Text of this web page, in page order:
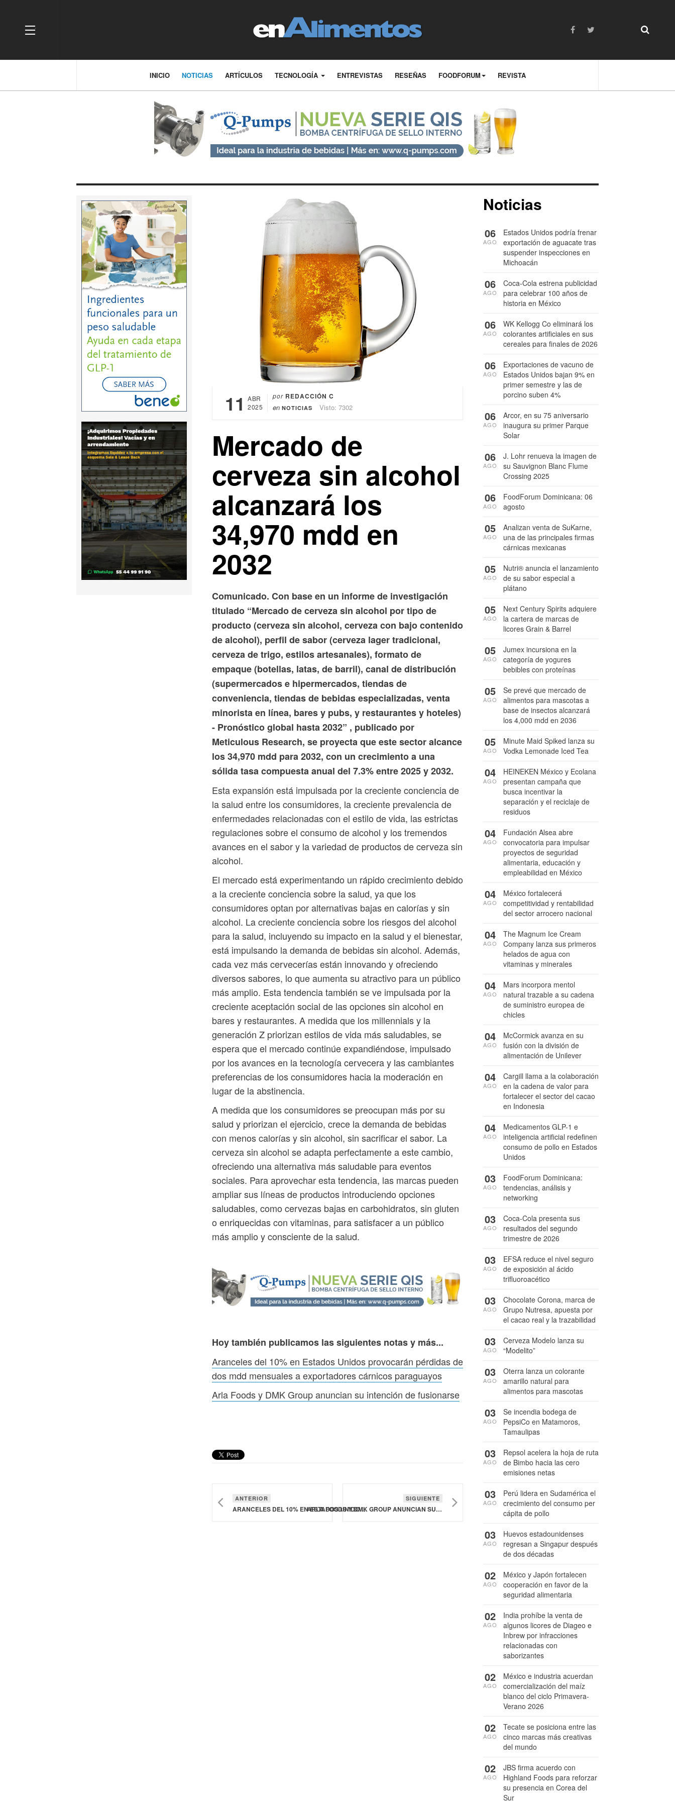
OFF CANVAS
INICIO NOTICIAS ARTÍCULOS TECNOLOGÍA ENTREVISTAS RESEÑAS FOODFORUM REVISTA
11
ABR
2025
por REDACCIÓN C
en NOTICIAS Visto: 7302
Mercado de
cerveza sin alcohol
alcanzará los
34,970 mdd en
2032
Comunicado. Con base en un informe de investigación
titulado “Mercado de cerveza sin alcohol por tipo de
producto (cerveza sin alcohol, cerveza con bajo contenido
de alcohol), perfil de sabor (cerveza lager tradicional,
cerveza de trigo, estilos artesanales), formato de
empaque (botellas, latas, de barril), canal de distribución
(supermercados e hipermercados, tiendas de
conveniencia, tiendas de bebidas especializadas, venta
minorista en línea, bares y pubs, y restaurantes y hoteles)
- Pronóstico global hasta 2032” , publicado por
Meticulous Research, se proyecta que este sector alcance
los 34,970 mdd para 2032, con un crecimiento a una
sólida tasa compuesta anual del 7.3% entre 2025 y 2032.
Esta expansión está impulsada por la creciente conciencia de
la salud entre los consumidores, la creciente prevalencia de
enfermedades relacionadas con el estilo de vida, las estrictas
regulaciones sobre el consumo de alcohol y los tremendos
avances en el sabor y la variedad de productos de cerveza sin
alcohol.
El mercado está experimentando un rápido crecimiento debido
a la creciente conciencia sobre la salud, ya que los
consumidores optan por alternativas bajas en calorías y sin
alcohol. La creciente conciencia sobre los riesgos del alcohol
para la salud, incluyendo su impacto en la salud y el bienestar,
está impulsando la demanda de bebidas sin alcohol. Además,
cada vez más cervecerías están innovando y ofreciendo
diversos sabores, lo que aumenta su atractivo para un público
más amplio. Esta tendencia también se ve impulsada por la
creciente aceptación social de las opciones sin alcohol en
bares y restaurantes. A medida que los millennials y la
generación Z priorizan estilos de vida más saludables, se
espera que el mercado continúe expandiéndose, impulsado
por los avances en la tecnología cervecera y las cambiantes
preferencias de los consumidores hacia la moderación en
lugar de la abstinencia.
A medida que los consumidores se preocupan más por su
salud y priorizan el ejercicio, crece la demanda de bebidas
con menos calorías y sin alcohol, sin sacrificar el sabor. La
cerveza sin alcohol se adapta perfectamente a este cambio,
ofreciendo una alternativa más saludable para eventos
sociales. Para aprovechar esta tendencia, las marcas pueden
ampliar sus líneas de productos introduciendo opciones
saludables, como cervezas bajas en carbohidratos, sin gluten
o enriquecidas con vitaminas, para satisfacer a un público
más amplio y consciente de la salud.
Hoy también publicamos las siguientes notas y más...
Aranceles del 10% en Estados Unidos provocarán pérdidas de
dos mdd mensuales a exportadores cárnicos paraguayos
Arla Foods y DMK Group anuncian su intención de fusionarse
ANTERIOR
ARANCELES DEL 10% EN ESTADOS UNIDOS PROVOCARÁN PÉRDIDAS DE DOS MDD MENSUALES A EXPORTADORES CÁRNICOS PARAGUAYOS
SIGUIENTE
ARLA FOODS Y DMK GROUP ANUNCIAN SU INTENCIÓN DE FUSIONARSE
Noticias
Estados Unidos podría frenar
exportación de aguacate tras
suspender inspecciones en
Michoacán
06
AGO
Coca-Cola estrena publicidad
para celebrar 100 años de
historia en México
06
AGO
WK Kellogg Co eliminará los
colorantes artificiales en sus
cereales para finales de 2026
06
AGO
Exportaciones de vacuno de
Estados Unidos bajan 9% en
primer semestre y las de
porcino suben 4%
06
AGO
Arcor, en su 75 aniversario
inaugura su primer Parque
Solar
06
AGO
J. Lohr renueva la imagen de
su Sauvignon Blanc Flume
Crossing 2025
06
AGO
FoodForum Dominicana: 06
agosto
06
AGO
Analizan venta de SuKarne,
una de las principales firmas
cárnicas mexicanas
05
AGO
Nutri® anuncia el lanzamiento
de su sabor especial a
plátano
05
AGO
Next Century Spirits adquiere
la cartera de marcas de
licores Grain & Barrel
05
AGO
Jumex incursiona en la
categoría de yogures
bebibles con proteínas
05
AGO
Se prevé que mercado de
alimentos para mascotas a
base de insectos alcanzará
los 4,000 mdd en 2036
05
AGO
Minute Maid Spiked lanza su
Vodka Lemonade Iced Tea
05
AGO
HEINEKEN México y Ecolana
presentan campaña que
busca incentivar la
separación y el reciclaje de
residuos
04
AGO
Fundación Alsea abre
convocatoria para impulsar
proyectos de seguridad
alimentaria, educación y
empleabilidad en México
04
AGO
México fortalecerá
competitividad y rentabilidad
del sector arrocero nacional
04
AGO
The Magnum Ice Cream
Company lanza sus primeros
helados de agua con
vitaminas y minerales
04
AGO
Mars incorpora mentol
natural trazable a su cadena
de suministro europea de
chicles
04
AGO
McCormick avanza en su
fusión con la división de
alimentación de Unilever
04
AGO
Cargill llama a la colaboración
en la cadena de valor para
fortalecer el sector del cacao
en Indonesia
04
AGO
Medicamentos GLP-1 e
inteligencia artificial redefinen
consumo de pollo en Estados
Unidos
04
AGO
FoodForum Dominicana:
tendencias, análisis y
networking
03
AGO
Coca-Cola presenta sus
resultados del segundo
trimestre de 2026
03
AGO
EFSA reduce el nivel seguro
de exposición al ácido
trifluoroacético
03
AGO
Chocolate Corona, marca de
Grupo Nutresa, apuesta por
el cacao real y la trazabilidad
03
AGO
Cerveza Modelo lanza su
“Modelito”
03
AGO
Oterra lanza un colorante
amarillo natural para
alimentos para mascotas
03
AGO
Se incendia bodega de
PepsiCo en Matamoros,
Tamaulipas
03
AGO
Repsol acelera la hoja de ruta
de Bimbo hacia las cero
emisiones netas
03
AGO
Perú lidera en Sudamérica el
crecimiento del consumo per
cápita de pollo
03
AGO
Huevos estadounidenses
regresan a Singapur después
de dos décadas
03
AGO
México y Japón fortalecen
cooperación en favor de la
seguridad alimentaria
02
AGO
India prohíbe la venta de
algunos licores de Diageo e
Inbrew por infracciones
relacionadas con
saborizantes
02
AGO
México e industria acuerdan
comercialización del maíz
blanco del ciclo Primavera-
Verano 2026
02
AGO
Tecate se posiciona entre las
cinco marcas más creativas
del mundo
02
AGO
JBS firma acuerdo con
Highland Foods para reforzar
su presencia en Corea del
Sur
02
AGO